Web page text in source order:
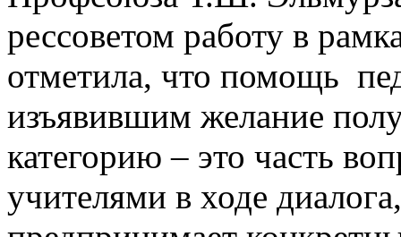
рессоветом работу в
отметила, что помощь
изъявившим желание
категорию – это часть
учителями в ходе